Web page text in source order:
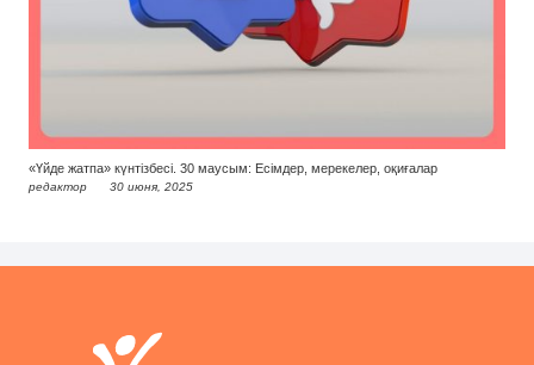
«Үйде жатпа» күнтізбесі. 30 маусым: Есімдер, мерекелер, оқиғалар
редактор 30 июня, 2025